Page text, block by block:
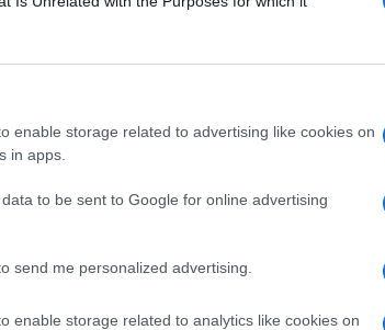
enable storage related to advertising like cookies on
in apps.
to be sent to Google for online advertising
send me personalized advertising.
enable storage related to analytics like cookies on
elkerülésében